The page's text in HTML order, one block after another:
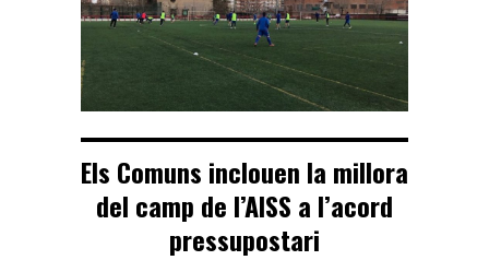
Els Comuns inclouen la millora
del camp de l’AISS a l’acord
pressupostari